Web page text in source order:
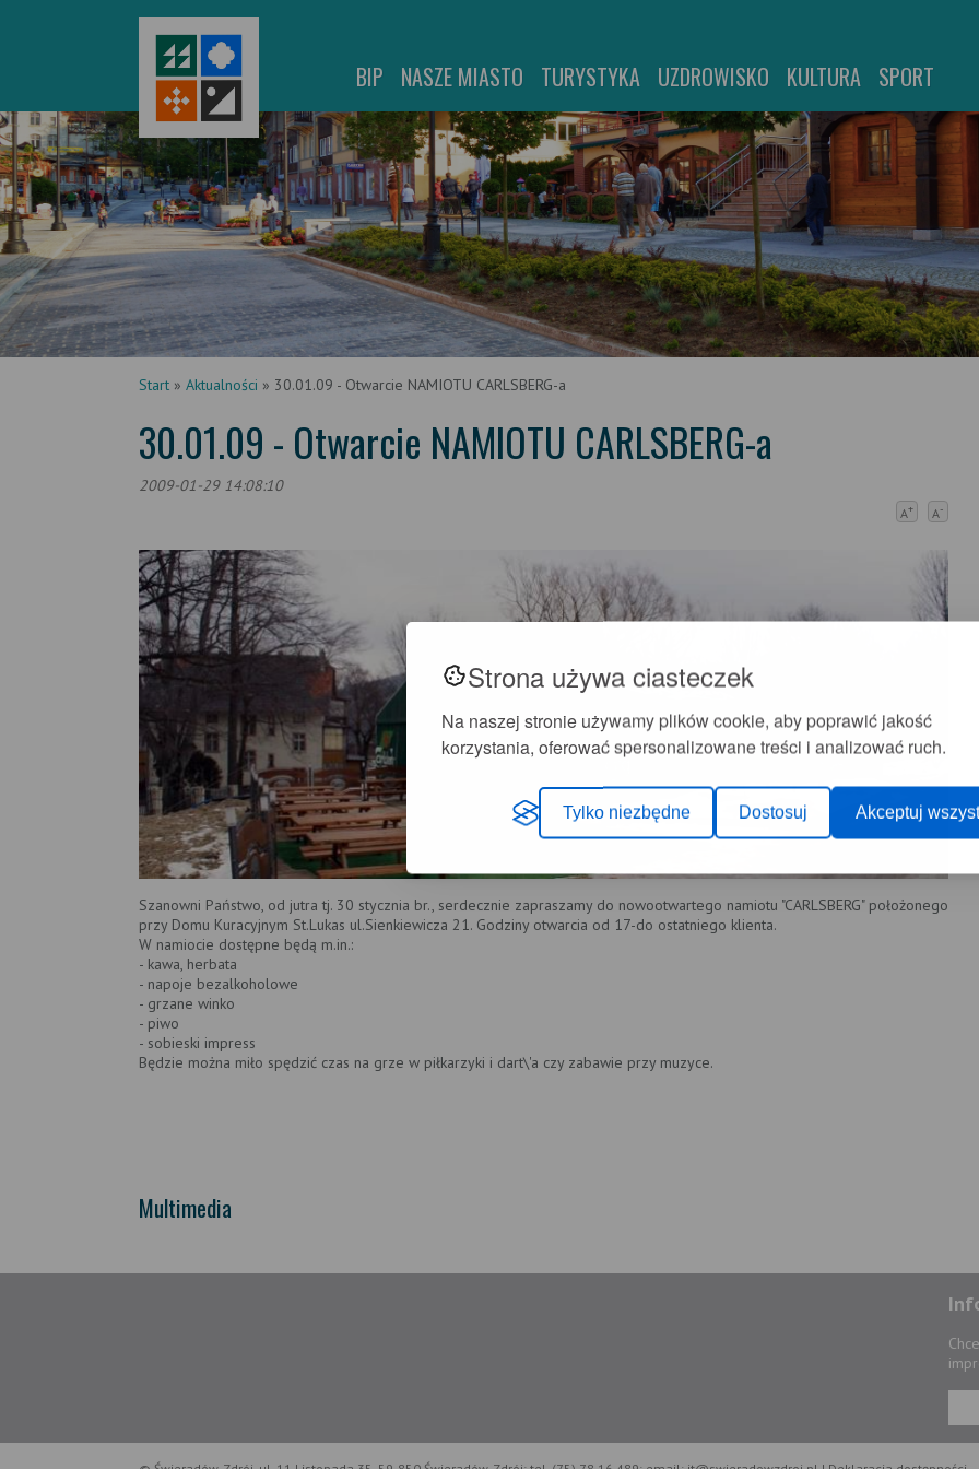
Strona używa ciasteczek
Na naszej stronie używamy plików cookie, aby poprawić jakość
korzystania, oferować spersonalizowane treści i analizować ruch.
Tylko niezbędne Dostosuj Akceptuj
BIP NASZE MIASTO TURYSTYKA UZDROWISKO KULTURA SPORT
Start » Aktualności » 30.01.09 - Otwarcie NAMIOTU CARLSBERG-a
30.01.09 - Otwarcie NAMIOTU CARLSBERG-a
2009-01-29 14:08:10
A+ A-
Szanowni Państwo, od jutra tj. 30 stycznia br., serdecznie zapraszamy do nowootwartego namiotu "CARLSBERG" położonego
przy Domu Kuracyjnym St.Lukas ul.Sienkiewicza 21. Godziny otwarcia od 17-do ostatniego klienta.
W namiocie dostępne będą m.in.:
- kawa, herbata
- napoje bezalkoholowe
- grzane winko
- piwo
- sobieski impress
Będzie można miło spędzić czas na grze w piłkarzyki i dart\'a czy zabawie przy muzyce.
Multimedia